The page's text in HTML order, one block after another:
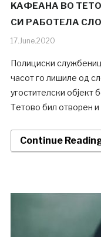
KAФЕАНА ВО
СИ РАБОТЕЛА
17.June.2020
Полициски
часот го лишиле од
угостителски објект
Тетово бил отворен
Continue